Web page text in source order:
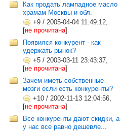
Как продать лампадное масло
храмам Москвы и обл.
+9 / 2005-04-04 11:49:12,
[не прочитана]
Появился конкурент - как
удержать рынок?
+5 / 2003-03-11 23:43:37,
[не прочитана]
Зачем иметь собственные
мозги если есть конкуренты?
+10 / 2002-11-13 12:04:56,
[не прочитана]
Все конкуренты дают скидки, а
у нас все равно дешевле...